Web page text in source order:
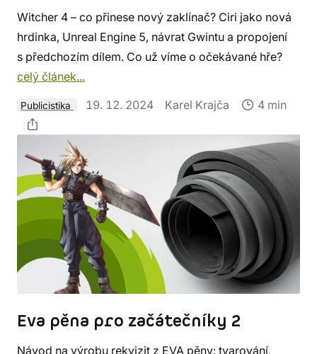
Witcher 4 – co přinese nový zaklínač? Ciri jako nová
hrdinka, Unreal Engine 5, návrat Gwintu a propojení
s předchozím dílem. Co už víme o očekávané hře?
celý článek...
Publicistika 19. 12. 2024 Karel Krajča 4 min
Eva pěna pro začátečníky 2
Návod na výrobu rekvizit z EVA pěny: tvarování,